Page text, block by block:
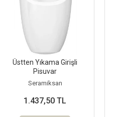
Üstten Yıkama Girişli
Pisuvar
Seramiksan
1.437,50 TL